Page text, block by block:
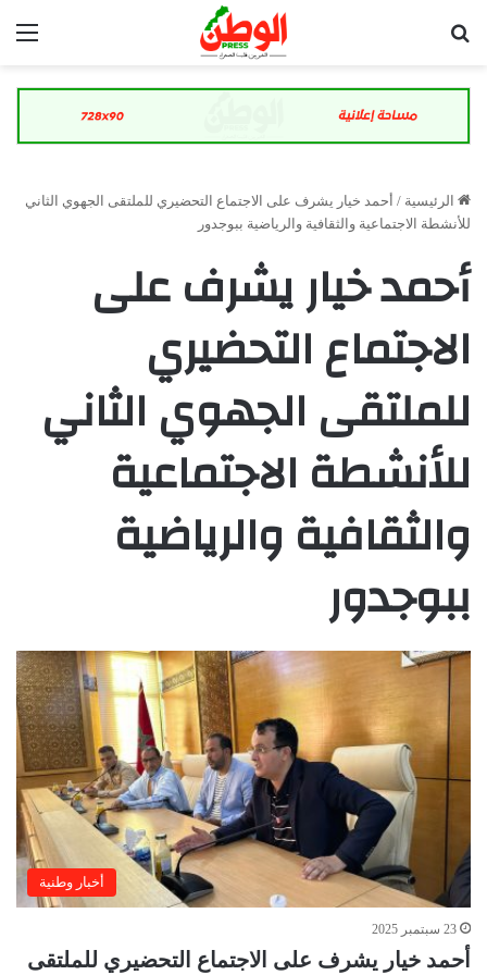
الرئيسية / أحمد خيار يشرف على الاجتماع التحضيري للملتقى الجهوي الثاني
للأنشطة الاجتماعية والثقافية والرياضية ببوجدور
أحمد خيار يشرف على
الاجتماع التحضيري
للملتقى الجهوي الثاني
للأنشطة الاجتماعية
والثقافية والرياضية
ببوجدور
أخبار وطنية
23 سبتمبر 2025
أحمد خيار يشرف على الاجتماع التحضيري للملتقى